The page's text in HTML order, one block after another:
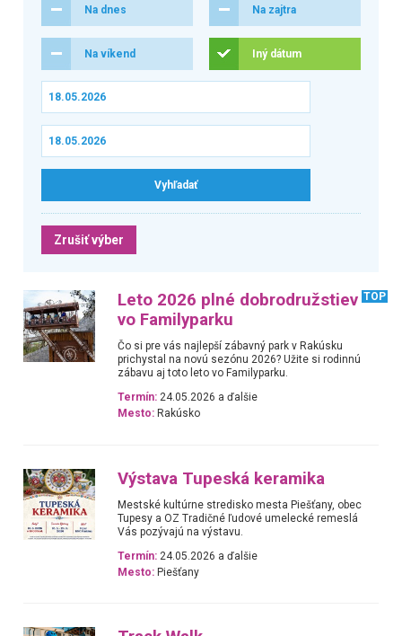
Na dnes Na zajtra
Na víkend Iný dátum
Zrušiť výber
Leto 2026 plné dobrodružstiev
vo Familyparku
TOP
Čo si pre vás najlepší zábavný park v Rakúsku
prichystal na novú sezónu 2026? Užite si rodinnú
zábavu aj toto leto vo Familyparku.
Termín: 24.05.2026 a ďalšie
Mesto: Rakúsko
Výstava Tupeská keramika
Mestské kultúrne stredisko mesta Piešťany, obec
Tupesy a OZ Tradičné ľudové umelecké remeslá
Vás pozývajú na výstavu.
Termín: 24.05.2026 a ďalšie
Mesto: Piešťany